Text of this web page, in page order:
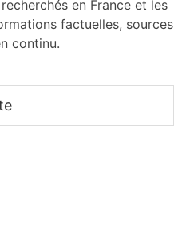
en France et les
factuelles, sources
continu.